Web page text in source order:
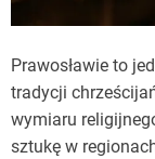
Prawosławie to
tradycji
wymiaru
sztukę w